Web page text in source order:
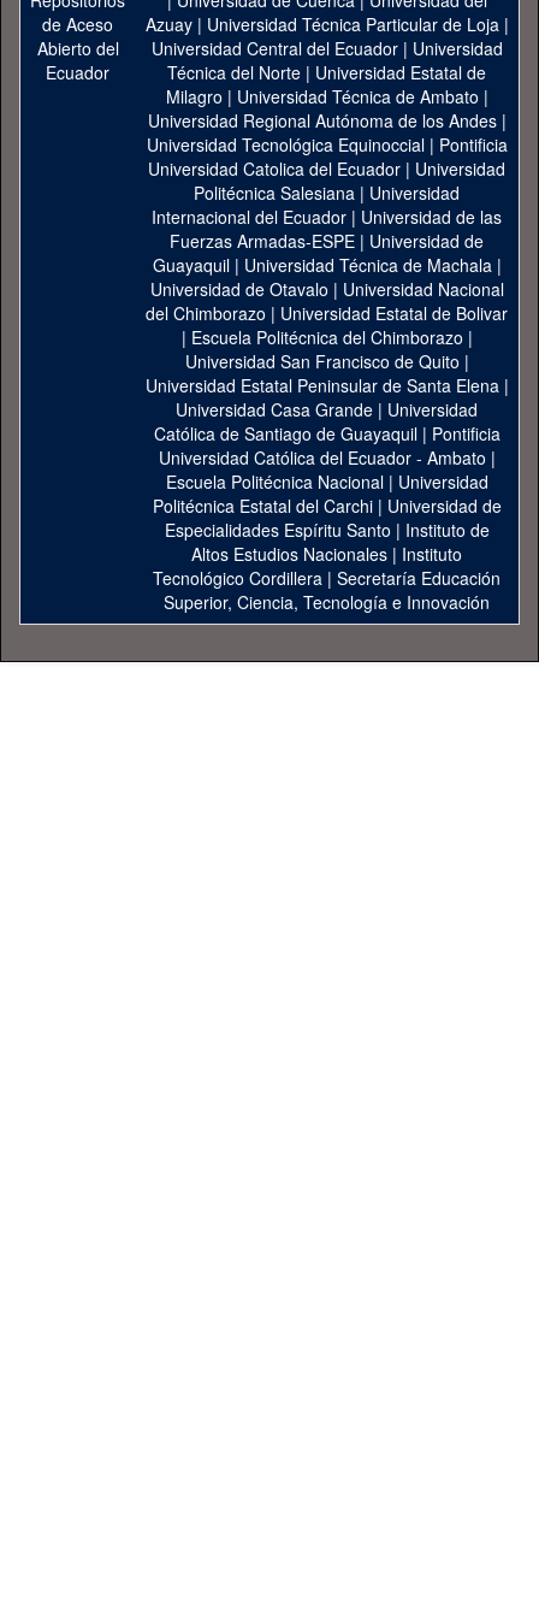
Azuay| Universidad Técnica Particular de Loja|
Universidad Central del Ecuador| Universidad
Técnica del Norte | Universidad Estatal de
Milagro | Universidad Técnica de Ambato |
Universidad Regional Autónoma de los Andes|
Universidad Tecnológica Equinoccial| Pontificia
Universidad Catolica del Ecuador | Universidad
Politécnica Salesiana | Universidad
Internacional del Ecuador | Universidad de las
Fuerzas Armadas-ESPE | Universidad de
Guayaquil| Universidad Técnica de Machala|
Universidad de Otavalo | Universidad Nacional
del Chimborazo | Universidad Estatal de Bolivar
| Escuela Politécnica del Chimborazo |
Universidad San Francisco de Quito |
Universidad Estatal Peninsular de Santa Elena|
Universidad Casa Grande | Universidad
Católica de Santiago de Guayaquil| Pontificia
Universidad Católica del Ecuador - Ambato |
Escuela Politécnica Nacional| Universidad
Politécnica Estatal del Carchi| Universidad de
Especialidades Espíritu Santo | Instituto de
Altos Estudios Nacionales | Instituto
Tecnológico Cordillera | Secretaría Educación
Superior, Ciencia, Tecnología e Innovación